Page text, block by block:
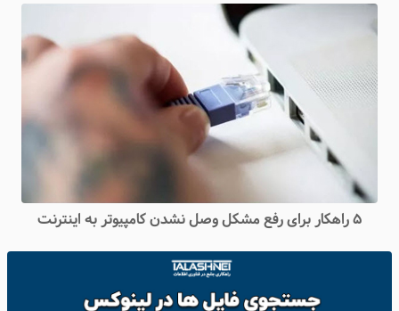
۵ راهکار برای رفع مشکل وصل نشدن کامپیوتر به اینترنت